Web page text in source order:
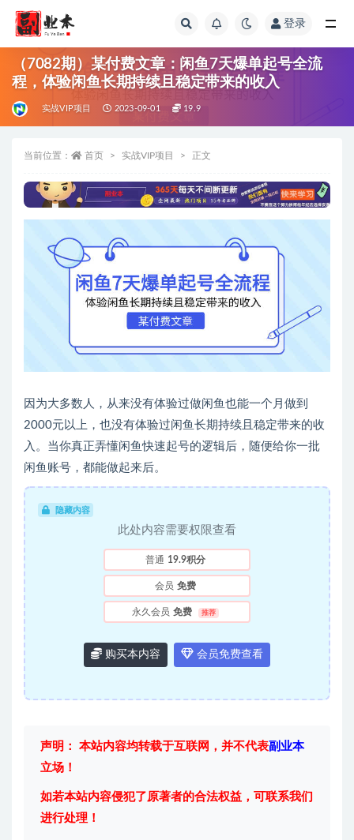
登录
（7082期）某付费文章：闲鱼7天爆单起号全流
程，体验闲鱼长期持续且稳定带来的收入
实战VIP项目 2023-09-01 19.9
当前位置： 首页 实战VIP项目 正文
因为大多数人，从来没有体验过做闲鱼也能一个月做到
2000元以上，也没有体验过闲鱼长期持续且稳定带来的收
入。当你真正弄懂闲鱼快速起号的逻辑后，随便给你一批
闲鱼账号，都能做起来后。
隐藏内容
此处内容需要权限查看
普通 19.9积分
会员 免费
永久会员 免费 推荐
购买本内容 会员免费查看
声明： 本站内容均转载于互联网，并不代表副业本
立场！
如若本站内容侵犯了原著者的合法权益，可联系我们
进行处理！